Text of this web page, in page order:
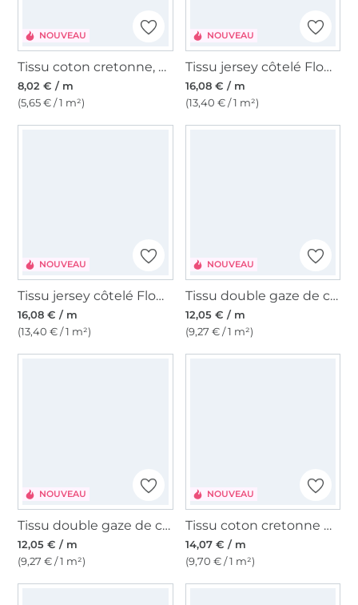
NOUVEAU
Tissu coton cretonne, vieux vert
8,02 € / m
(5,65 € / 1 m²)
NOUVEAU
Tissu jersey côtelé Flower Pop, abricot
16,08 € / m
(13,40 € / 1 m²)
NOUVEAU
Tissu jersey côtelé Flower Pop, blanc nature
16,08 € / m
(13,40 € / 1 m²)
NOUVEAU
Tissu double gaze de coton Comic Flowers, blanc nature
12,05 € / m
(9,27 € / 1 m²)
NOUVEAU
Tissu double gaze de coton Poires, blanc nature
12,05 € / m
(9,27 € / 1 m²)
NOUVEAU
Tissu coton cretonne Color Checks, bleu/bleu clair
14,07 € / m
(9,70 € / 1 m²)